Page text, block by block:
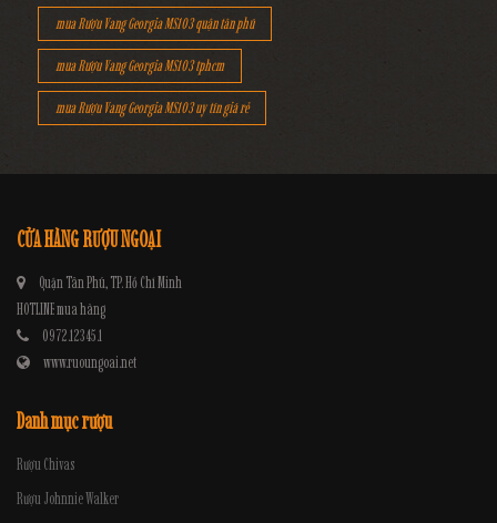
mua Rượu Vang Georgia MS103 quận tân phú
mua Rượu Vang Georgia MS103 tphcm
mua Rượu Vang Georgia MS103 uy tín giá rẻ
CỬA HÀNG RƯỢU NGOẠI
Quận Tân Phú, TP. Hồ Chí Minh
HOTLINE mua hàng
0972.12345.1
www.ruoungoai.net
Danh mục rượu
Rượu Chivas
Rượu Johnnie Walker